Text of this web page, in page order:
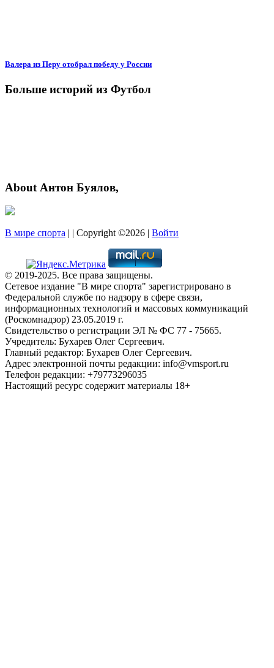
Валера из Перу отобрал победу у России
Больше историй из Футбол
About Антон Буялов,
В мире спорта | | Copyright ©2026 | Войти
© 2019-2025. Все права защищены.
Сетевое издание "В мире спорта" зарегистрировано в
Федеральной службе по надзору в сфере связи,
информационных технологий и массовых коммуникаций
(Роскомнадзор) 23.05.2019 г.
Свидетельство о регистрации ЭЛ № ФС 77 - 75665.
Учредитель: Бухарев Олег Сергеевич.
Главный редактор: Бухарев Олег Сергеевич.
Адрес электронной почты редакции: info@vmsport.ru
Телефон редакции: +79773296035
Настоящий ресурс содержит материалы 18+